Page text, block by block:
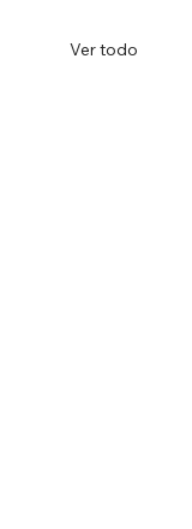
Ver todo